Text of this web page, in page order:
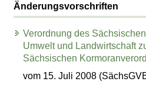
Änderungsvorschriften
Verordnung des
Umwelt und Landwirtschaft
Sächsischen
vom 15. Juli 2008